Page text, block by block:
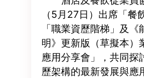
（5月27日）出席「餐
「職業資歷階梯」及《
明》更新版（草擬本）
應用分享會」，共同探
歷架構的最新發展與應